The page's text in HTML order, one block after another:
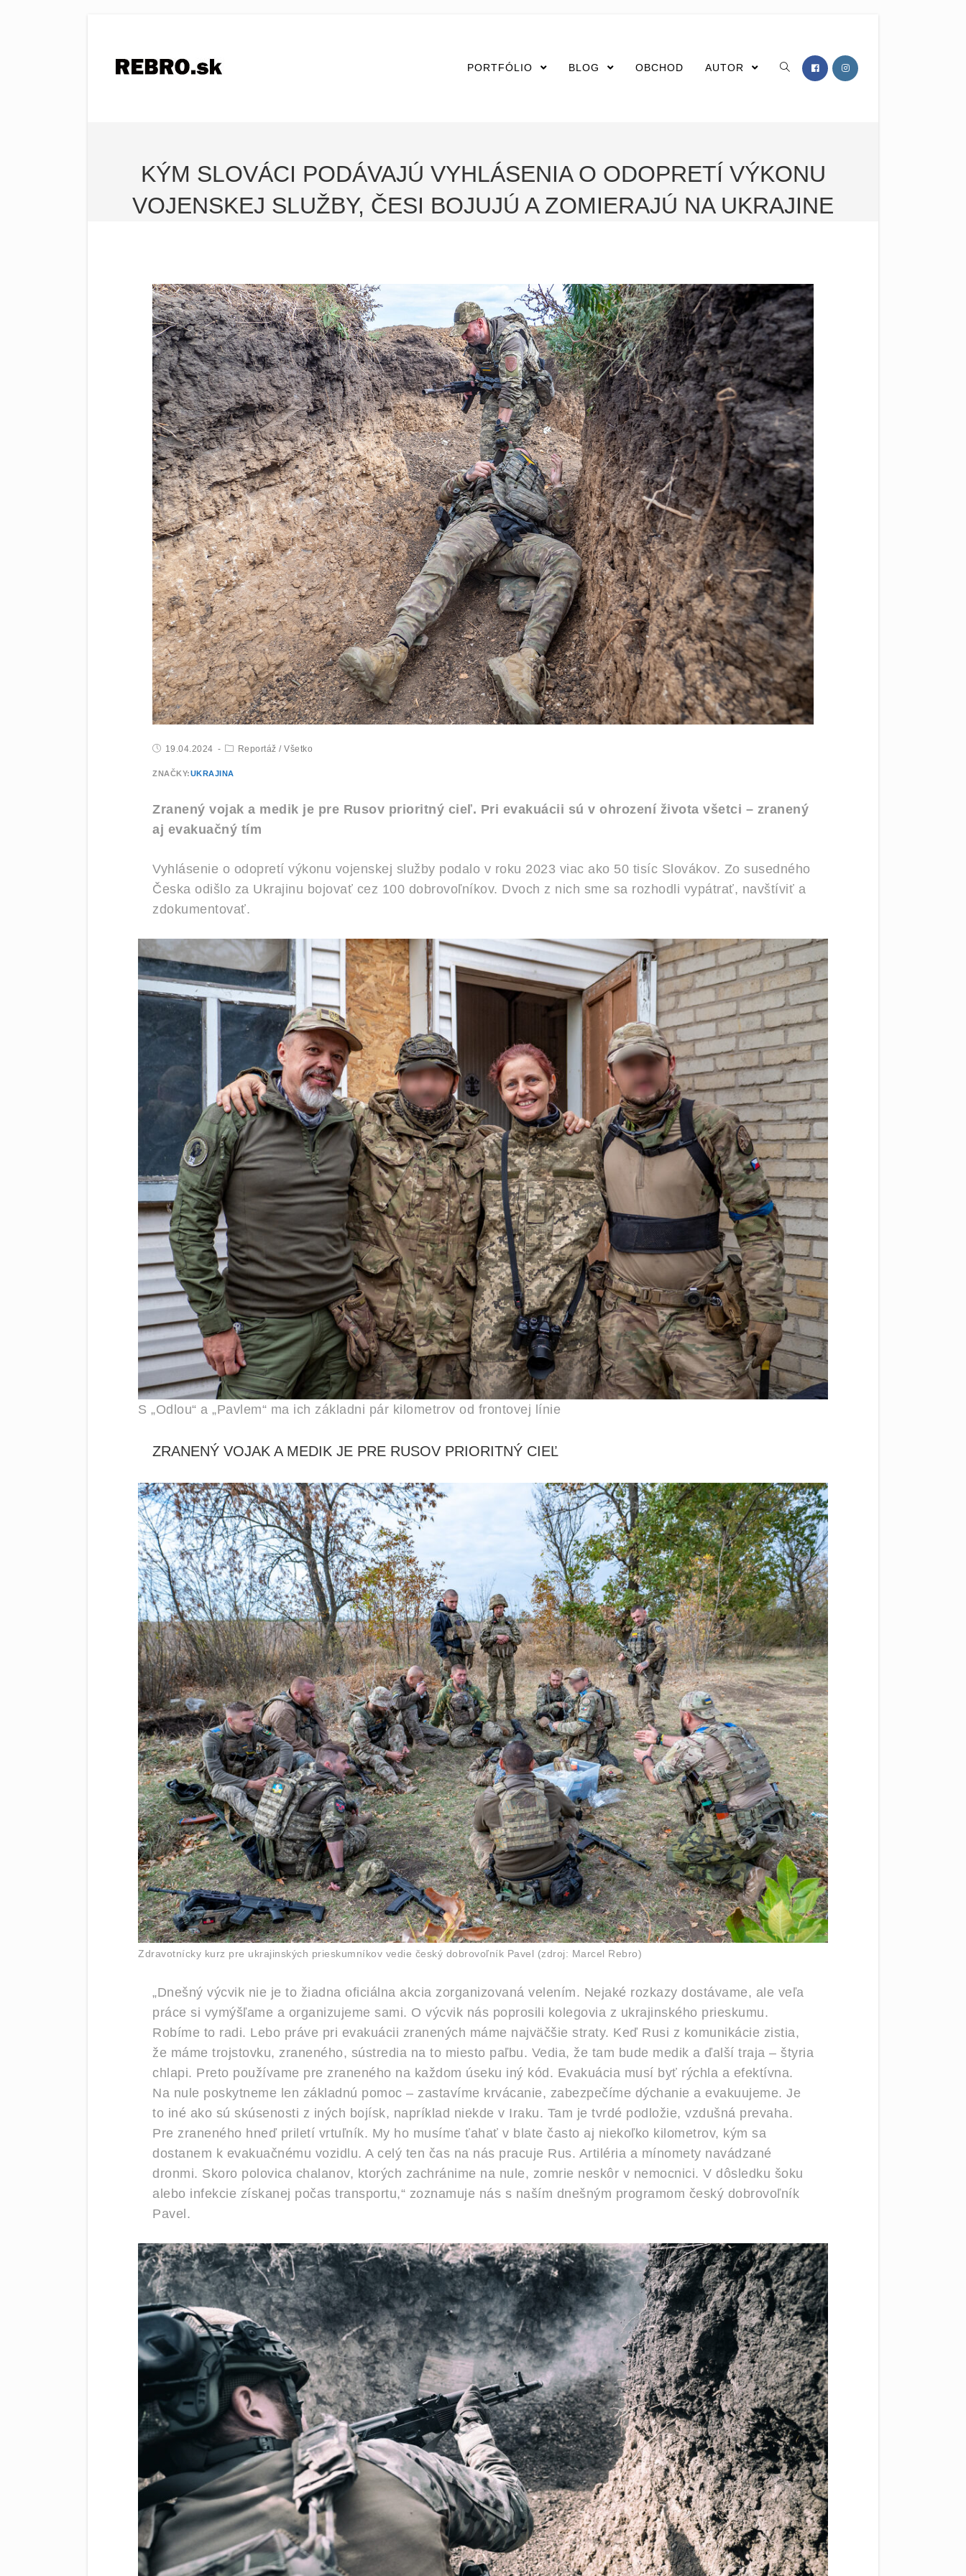
PORTFÓLIO BLOG OBCHOD AUTOR
KÝM SLOVÁCI PODÁVAJÚ VYHLÁSENIA O ODOPRETÍ VÝKONU
VOJENSKEJ SLUŽBY, ČESI BOJUJÚ A ZOMIERAJÚ NA UKRAJINE
19.04.2024 Reportáž / Všetko
ZNAČKY:UKRAJINA
Zranený vojak a medik je pre Rusov prioritný cieľ. Pri evakuácii sú v ohrození života všetci – zranený
aj evakuačný tím
Vyhlásenie o odopretí výkonu vojenskej služby podalo v roku 2023 viac ako 50 tisíc Slovákov. Zo susedného
Česka odišlo za Ukrajinu bojovať cez 100 dobrovoľníkov. Dvoch z nich sme sa rozhodli vypátrať, navštíviť a
zdokumentovať.
S „Odlou“ a „Pavlem“ ma ich základni pár kilometrov od frontovej línie
ZRANENÝ VOJAK A MEDIK JE PRE RUSOV PRIORITNÝ CIEĽ
Zdravotnícky kurz pre ukrajinských prieskumníkov vedie český dobrovoľník Pavel (zdroj: Marcel Rebro)
„Dnešný výcvik nie je to žiadna oficiálna akcia zorganizovaná velením. Nejaké rozkazy dostávame, ale veľa
práce si vymýšľame a organizujeme sami. O výcvik nás poprosili kolegovia z ukrajinského prieskumu.
Robíme to radi. Lebo práve pri evakuácii zranených máme najväčšie straty. Keď Rusi z komunikácie zistia,
že máme trojstovku, zraneného, sústredia na to miesto paľbu. Vedia, že tam bude medik a ďalší traja – štyria
chlapi. Preto používame pre zraneného na každom úseku iný kód. Evakuácia musí byť rýchla a efektívna.
Na nule poskytneme len základnú pomoc – zastavíme krvácanie, zabezpečíme dýchanie a evakuujeme. Je
to iné ako sú skúsenosti z iných bojísk, napríklad niekde v Iraku. Tam je tvrdé podložie, vzdušná prevaha.
Pre zraneného hneď priletí vrtuľník. My ho musíme ťahať v blate často aj niekoľko kilometrov, kým sa
dostanem k evakuačnému vozidlu. A celý ten čas na nás pracuje Rus. Artiléria a mínomety navádzané
dronmi. Skoro polovica chalanov, ktorých zachránime na nule, zomrie neskôr v nemocnici. V dôsledku šoku
alebo infekcie získanej počas transportu,“ zoznamuje nás s naším dnešným programom český dobrovoľník
Pavel.